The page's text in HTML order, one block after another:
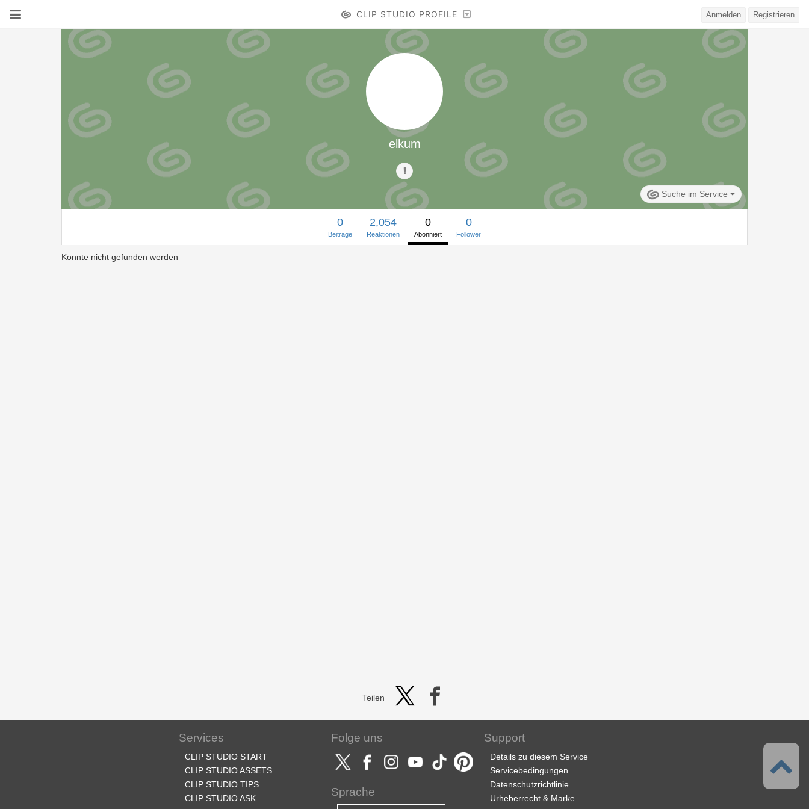
CLIP STUDIO PROFILE Anmelden Registrieren
elkum
Suche im Service
0
Beiträge
2,054
Reaktionen
0
Abonniert
0
Follower
Konnte nicht gefunden werden
Teilen
Services
CLIP STUDIO START
CLIP STUDIO ASSETS
CLIP STUDIO TIPS
CLIP STUDIO ASK
Folge uns
Sprache
Support
Details zu diesem Service
Servicebedingungen
Datenschutzrichtlinie
Urheberrecht & Marke